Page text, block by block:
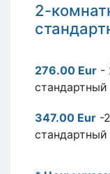
2-
276.00 Eur -
347.00 Eur -